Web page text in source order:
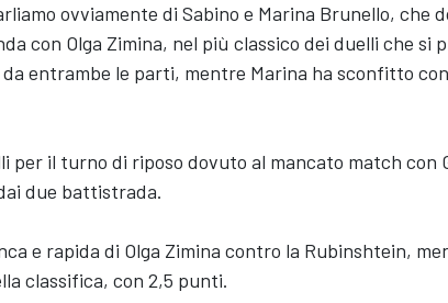
ovviamente di Sabino e Marina Brunello,
con Olga Zimina, nel più classico dei duelli che
entrambe le parti, mentre Marina ha sconfitto
per il turno di riposo dovuto al mancato match
due battistrada.
e rapida di Olga Zimina contro la Rubinshtein,
classifica, con 2,5 punti.